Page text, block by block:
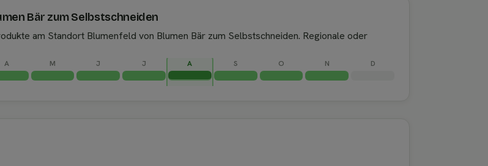
Bär zum Selbstschneiden
am Standort Blumenfeld von Blumen Bär zum Selbstschneiden. Regionale oder
A M J J A S O N D